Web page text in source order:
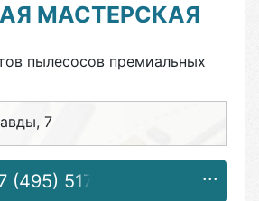
МАСТЕРСКАЯ
пылесосов премиальных
7
(495) 517-75-36